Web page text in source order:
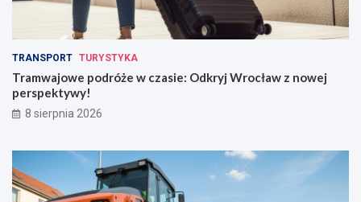
TRANSPORT TURYSTYKA
Tramwajowe podróże w czasie: Odkryj Wrocław z nowej
perspektywy!
8 sierpnia 2026